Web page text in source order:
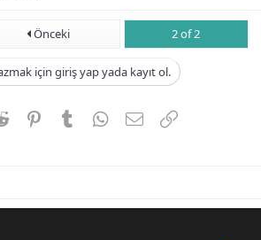
Önceki 2 of 2
için giriş yap yada kayıt ol.
Reddit PinterestTumblrWhatsApp
E-postaLink